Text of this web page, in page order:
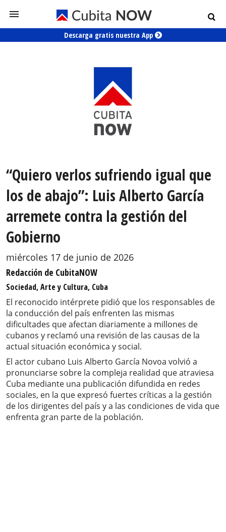
Descarga gratis nuestra App
“Quiero verlos sufriendo igual que
los de abajo”: Luis Alberto García
arremete contra la gestión del
Gobierno
miércoles 17 de junio de 2026
Redacción de CubitaNOW
Sociedad, Arte y Cultura, Cuba
El reconocido intérprete pidió que los responsables de
la conducción del país enfrenten las mismas
dificultades que afectan diariamente a millones de
cubanos y reclamó una revisión de las causas de la
actual situación económica y social.
El actor cubano Luis Alberto García Novoa volvió a
pronunciarse sobre la compleja realidad que atraviesa
Cuba mediante una publicación difundida en redes
sociales, en la que expresó fuertes críticas a la gestión
de los dirigentes del país y a las condiciones de vida que
enfrenta gran parte de la población.